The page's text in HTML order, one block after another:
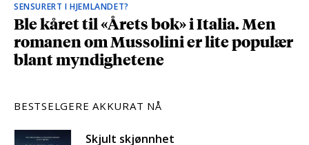
SENSURERT I HJEMLANDET?
Ble kåret til «Årets bok» i Italia. Men
romanen om Mussolini er lite populær
blant myndighetene
BESTSELGERE AKKURAT NÅ
Skjult skjønnhet